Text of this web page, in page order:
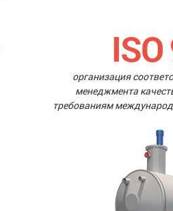
организация
менеджмента
требованиям